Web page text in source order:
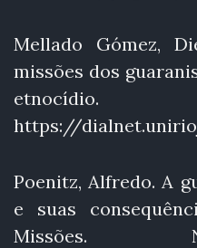
Mellado Gómez,
missões dos
etnocídio.
https://
Poenitz, Alfredo. A
e suas
Missões.